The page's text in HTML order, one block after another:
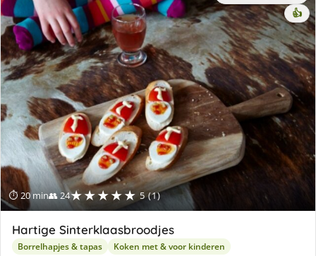
⏱ 20 min👥 24★★★★★ 5 (1)
👍
Hartige Sinterklaasbroodjes
Borrelhapjes & tapas Koken met & voor kinderen